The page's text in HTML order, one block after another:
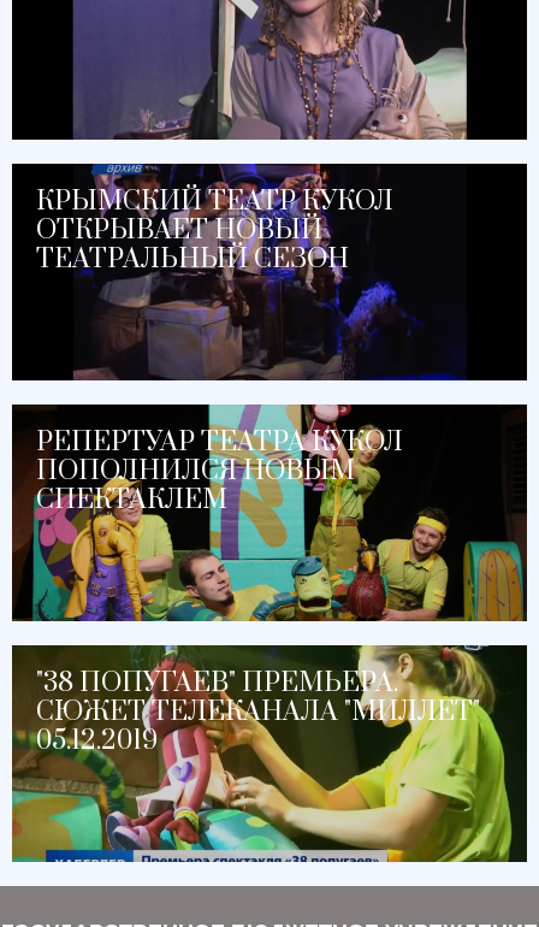
КРЫМСКИЙ ТЕАТР КУКОЛ
ОТКРЫВАЕТ НОВЫЙ
ТЕАТРАЛЬНЫЙ СЕЗОН
РЕПЕРТУАР ТЕАТРА КУКОЛ
ПОПОЛНИЛСЯ НОВЫМ
СПЕКТАКЛЕМ
"38 ПОПУГАЕВ" ПРЕМЬЕРА.
СЮЖЕТ ТЕЛЕКАНАЛА "МИЛЛЕТ"
05.12.2019